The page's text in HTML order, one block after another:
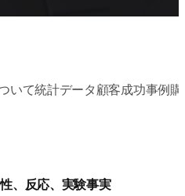
いて統計データ 顧客成功事例
、反応、実験事実